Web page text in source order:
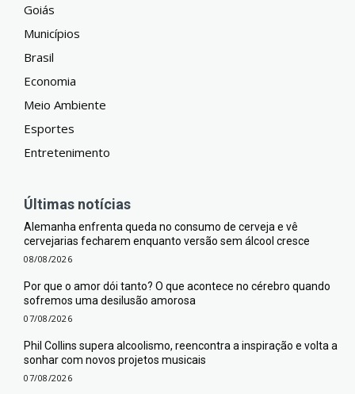
Goiás
Municípios
Brasil
Economia
Meio Ambiente
Esportes
Entretenimento
Últimas notícias
Alemanha enfrenta queda no consumo de cerveja e vê
cervejarias fecharem enquanto versão sem álcool cresce
08/08/2026
Por que o amor dói tanto? O que acontece no cérebro quando
sofremos uma desilusão amorosa
07/08/2026
Phil Collins supera alcoolismo, reencontra a inspiração e volta a
sonhar com novos projetos musicais
07/08/2026